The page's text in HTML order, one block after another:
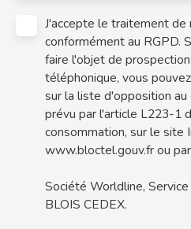
J'accepte le traitement
conformément au RGPD.
faire l'objet de
téléphonique, vous
sur la liste d'opposition
prévu par l'article L223-1
consommation, sur le site
www.bloctel.gouv.fr ou
Société Worldline,
BLOIS CEDEX.